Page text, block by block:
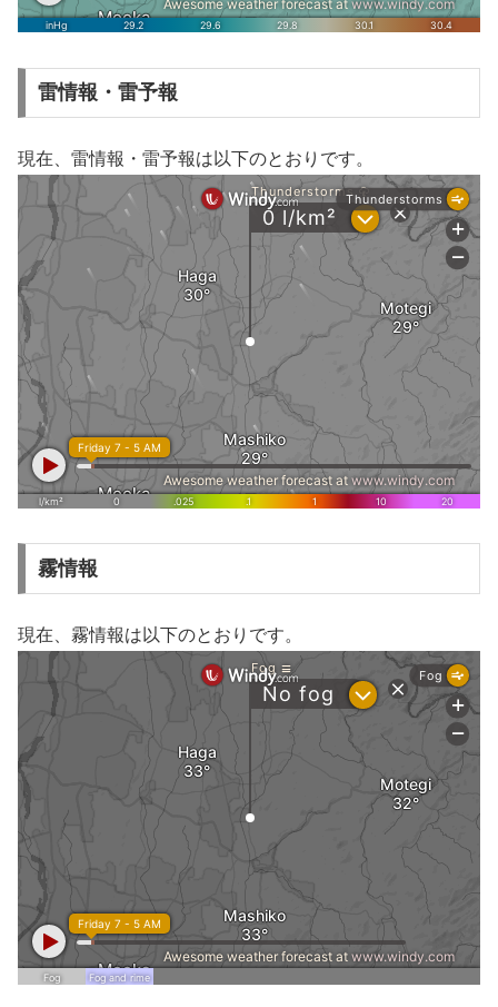
雷情報・雷予報
現在、雷情報・雷予報は以下のとおりです。
霧情報
現在、霧情報は以下のとおりです。